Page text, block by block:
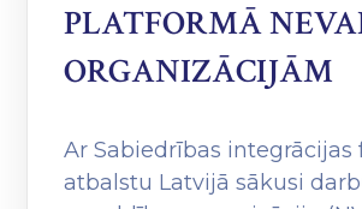
PLATFORMĀ
ORGANIZĀCIJĀM
Ar Sabiedrības integrācijas
atbalstu Latvijā sākusi